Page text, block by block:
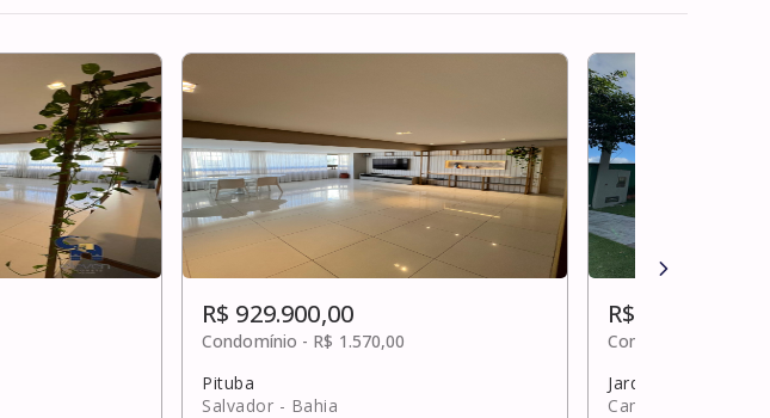
R$ 929.900,00
Condomínio - R$ 1.570,00
Pituba
Salvador - Bahia
R$ 930.000,00
Condomínio -
Jardim limoeiro
Camaçari